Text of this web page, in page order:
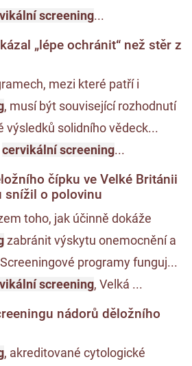
screening...
„lépe ochránit“ než stěr z
mezi které patří i
, musí být související rozhodnutí
výsledků solidního vědeck...
cervikální screening...
čípku ve Velké Británii
snížil o polovinu
toho, jak účinně dokáže
zabránit výskytu onemocnění a
programy funguj...
screening, Velká ...
nádorů děložního
, akreditované cytologické